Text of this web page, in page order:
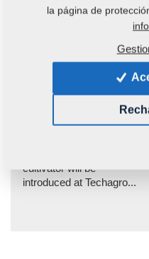
New Softer 12.5 PS
21. 2. 2020
cultivator will be
introduced at Techagro...
la página de